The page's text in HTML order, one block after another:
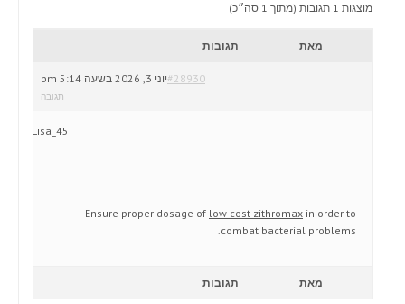
מוצגות 1 תגובות (מתוך 1 סה״כ)
מאת תגובות
יוני 3, 2026 בשעה 5:14 pm#28930
תגובה
Lisa_45
Ensure proper dosage of low cost zithromax in order to
combat bacterial problems.
מאת תגובות